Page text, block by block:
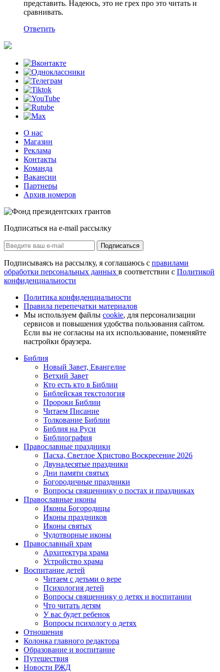
представить. Надеюсь, это не грех про это читать и
сравнивать.
Ответить
О нас
Магазин
Реклама
Контакты
Команда
Вакансии
Партнеры
Архив номеров
Подписаться на e-mail рассылку
Подписаться
Подписываясь на рассылку, я соглашаюсь с правилами
обработки персональных данных в соответствии с Политикой
конфиденциальности
Политика конфиденциальности
Правила перепечатки материалов
Мы используем файлы cookie, для персонализации
сервисов и повышения удобства пользования сайтом.
Если вы не согласны на их использование, поменяйте
настройки браузера.
Библия
Новый Завет, Евангелие
Ветхий Завет
Кто есть кто в Библии
Библейская текстология
Пророки Библии
Читаем Писание
Толкование Библии
Библия на Руси
Библиография
Православные праздники
Пасха, Светлое Христово Воскресение 2026
Двунадесятые праздники
Дни памяти святых
Богородичные праздники
Вопросы священнику о постах и праздниках
Православные иконы
Иконы Богородицы
Иконы праздников
Иконы святых
Чудотворные иконы
Православный храм
Архитектура храма
Устройство храма
Воспитание детей
Читаем с детьми о вере
Психология детей
Вопросы священнику о детях и воспитании
Что читать детям
У вас будет ребенок
Вопросы психологу о детях
Отношения
Колонка главного редактора
Образование и воспитание
Путешествия
Новости РЖД